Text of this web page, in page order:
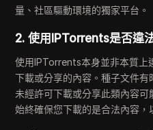
量、社區驅動環境的獨家平台。
2. 使用IPTorrents是否違
使用IPTorrents本身並非本質上
下載或分享的內容。種子文件有
未經許可下載或分享此類內容
始終確保您下載的是合法內容，